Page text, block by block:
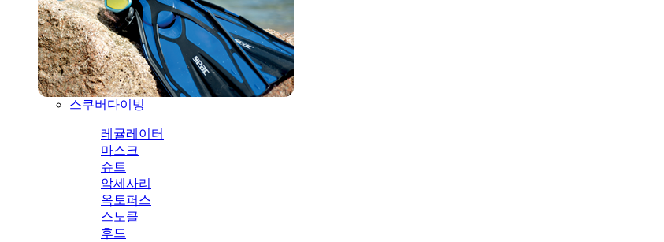
스쿠버다이빙
레귤레이터
마스크
슈트
악세사리
옥토퍼스
스노클
후드